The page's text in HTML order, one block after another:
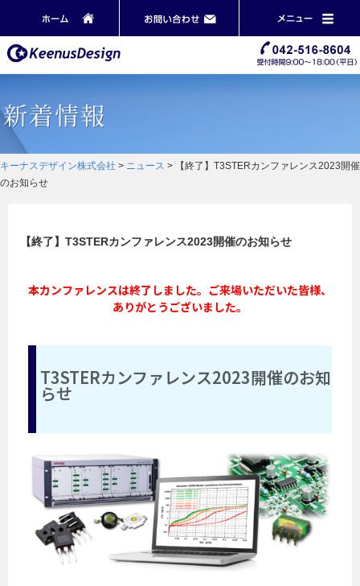
キーナスデザイン株式会社 > ニュース >
【終了】T3STERカンファレンス2023開催
のお知らせ
【終了】T3STERカンファレンス2023開催のお知らせ
本カンファレンスは終了しました。ご来場いただいた皆様、
ありがとうございました。
T3STERカンファレンス2023開催のお知
らせ